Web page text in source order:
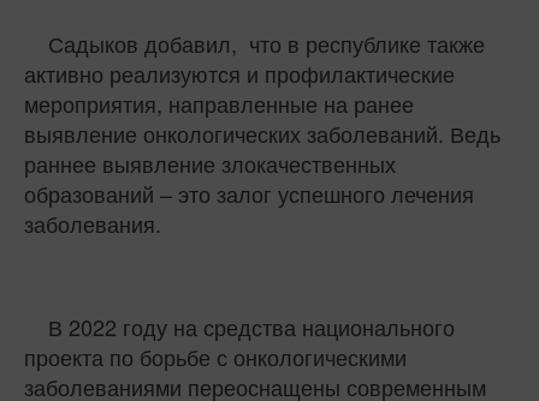
Садыков добавил, что в республике также
активно реализуются и профилактические
мероприятия, направленные на ранее
выявление онкологических заболеваний. Ведь
раннее выявление злокачественных
образований – это залог успешного лечения
заболевания.
В 2022 году на средства национального
проекта по борьбе с онкологическими
заболеваниями переоснащены современным